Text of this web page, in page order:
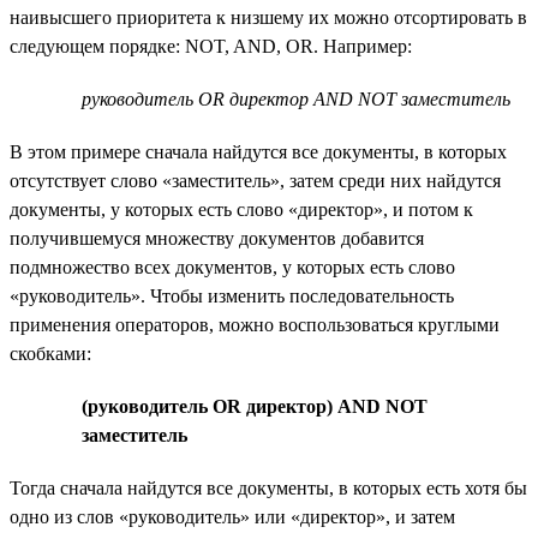
наивысшего приоритета к низшему их можно отсортировать в
следующем порядке: NOT, AND, OR. Например:
руководитель OR директор AND NOT заместитель
В этом примере сначала найдутся все документы, в которых
отсутствует слово «заместитель», затем среди них найдутся
документы, у которых есть слово «директор», и потом к
получившемуся множеству документов добавится
подмножество всех документов, у которых есть слово
«руководитель». Чтобы изменить последовательность
применения операторов, можно воспользоваться круглыми
скобками:
(руководитель OR директор) AND NOT
заместитель
Тогда сначала найдутся все документы, в которых есть хотя бы
одно из слов «руководитель» или «директор», и затем